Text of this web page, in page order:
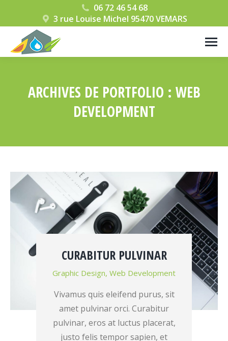
06 72 46 54 68
3 rue Louise Michel 95470 VEMARS
ARCHIVES DE PORTFOLIO : WEB
DEVELOPMENT
CURABITUR PULVINAR
Graphic Design, Web Development
Vivamus quis eleifend purus, sit
amet pulvinar orci. Curabitur
pulvinar, eros at luctus placerat,
justo felis tempor sapien, et